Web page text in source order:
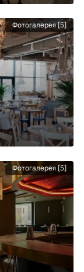
Фотогалерея [5]
Фотогалерея [5]